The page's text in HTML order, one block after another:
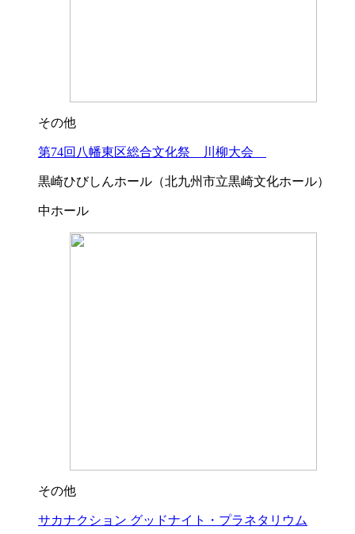
その他
第74回八幡東区総合文化祭 川柳大会
黒崎ひびしんホール（北九州市立黒崎文化ホール）
中ホール
その他
サカナクション グッドナイト・プラネタリウム